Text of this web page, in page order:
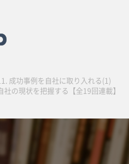
成功事例を自社に取り入れる(1)
社の現状を把握する【全19回連載】